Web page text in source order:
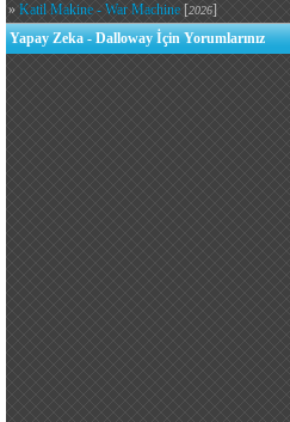
» Katil Makine - War Machine [2026]
Yapay Zeka - Dalloway İçin Yorumlarınız